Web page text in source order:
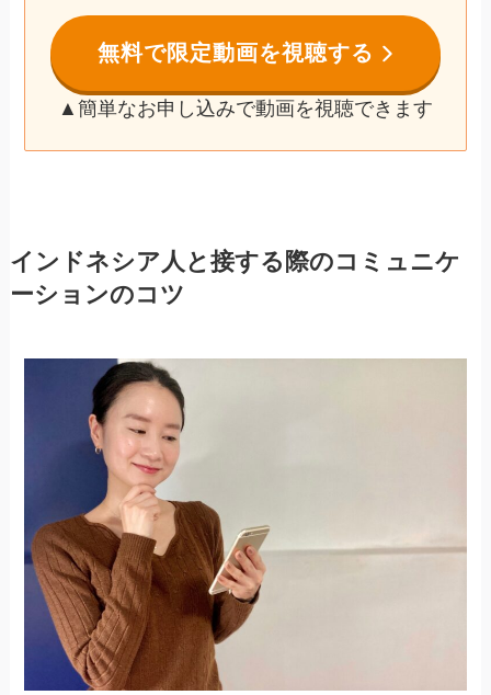
無料で限定動画を視聴する
▲簡単なお申し込みで動画を視聴できます
インドネシア人と接する際のコミュニケ
ーションのコツ